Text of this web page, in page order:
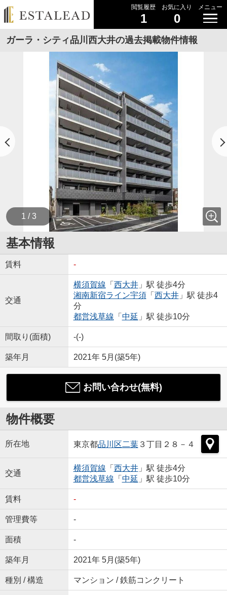
閲覧履歴
1
お気に入り
0
メニュー
ガーラ・シティ品川西大井の過去掲載物件情報
1 / 3
基本情報
賃料 -
交通
横須賀線 「 西大井」駅 徒歩4分
湘南新宿ライン宇須「 西大井」駅 徒歩4
分
都営浅草線 「 中延 」駅 徒歩10分
間取り(面積) -(-)
築年月 2021年 5月(築5年)
お問い合わせ(無料)
物件概要
所在地 東京都品川区二葉３丁目２８－４
交通
横須賀線 「 西大井」駅 徒歩4分
都営浅草線 「 中延 」駅 徒歩10分
賃料 -
管理費等 -
面積 -
築年月 2021年 5月(築5年)
種別 / 構造 マンション / 鉄筋コンクリート